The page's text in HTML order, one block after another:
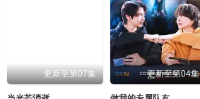
更新至第07集 更新至第04集